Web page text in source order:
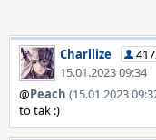
Charllize
15.01.2023 09:34
@Peach (15.01.2023
to tak :)